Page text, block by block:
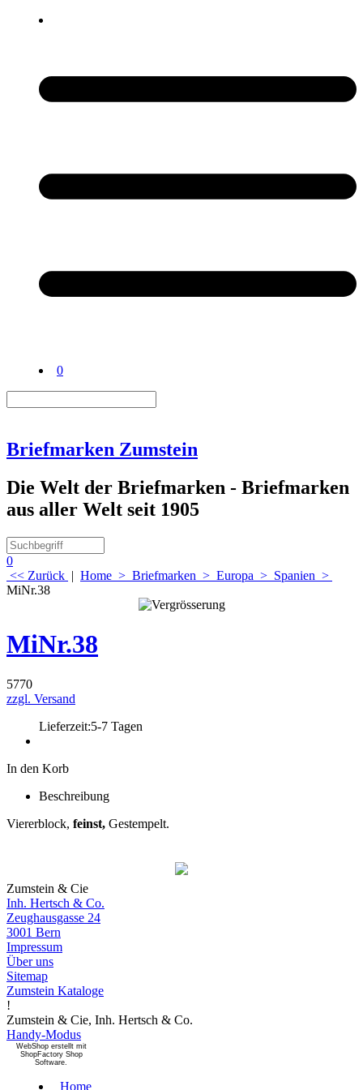
0
Briefmarken Zumstein
Die Welt der Briefmarken - Briefmarken
aus aller Welt seit 1905
0
<< Zurück | Home > Briefmarken > Europa > Spanien >
MiNr.38
MiNr.38
5770
zzgl. Versand
Lieferzeit:5-7 Tagen
In den Korb
Beschreibung
Viererblock, feinst, Gestempelt.
Zumstein & Cie
Inh. Hertsch & Co.
Zeughausgasse 24
3001 Bern
Impressum
Über uns
Sitemap
Zumstein Kataloge
!
Zumstein & Cie, Inh. Hertsch & Co.
Handy-Modus
WebShop erstellt mit
ShopFactory Shop
Software.
Home